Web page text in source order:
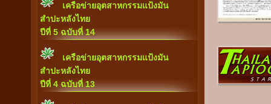
เครือข่ายอุตสาหกรรมแป้งมัน
สำปะหลังไทย
ปีที่ 5 ฉบับที่ 14
เครือข่ายอุตสาหกรรมแป้งมัน
สำปะหลังไทย
ปีที่ 4 ฉบับที่ 13